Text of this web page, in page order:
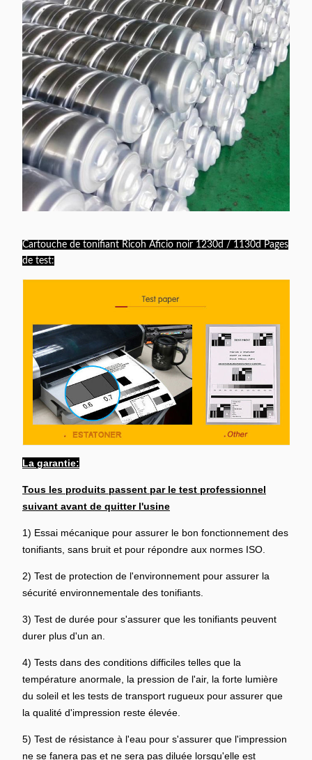
Cartouche de tonifiant Ricoh Aficio noir 1230d / 1130d Pages
de test:
La garantie:
Tous les produits passent par le test professionnel
suivant avant de quitter l'usine
1) Essai mécanique pour assurer le bon fonctionnement des
tonifiants, sans bruit et pour répondre aux normes ISO.
2) Test de protection de l'environnement pour assurer la
sécurité environnementale des tonifiants.
3) Test de durée pour s'assurer que les tonifiants peuvent
durer plus d'un an.
4) Tests dans des conditions difficiles telles que la
température anormale, la pression de l'air, la forte lumière
du soleil et les tests de transport rugueux pour assurer que
la qualité d'impression reste élevée.
5) Test de résistance à l'eau pour s'assurer que l'impression
ne se fanera pas et ne sera pas diluée lorsqu'elle est